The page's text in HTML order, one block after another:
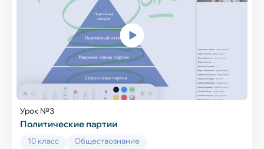
Урок №3
Политические партии
10 класс
Обществознание